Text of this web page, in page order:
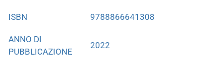
ISBN 9788866641308
ANNO DI
PUBBLICAZIONE
2022